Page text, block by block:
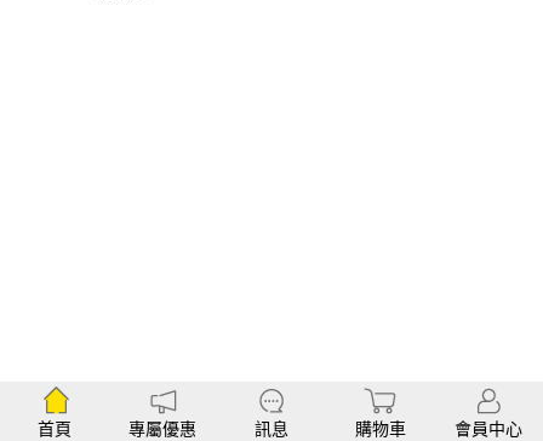
首頁 專屬優惠 訊息 購物車 會員中心